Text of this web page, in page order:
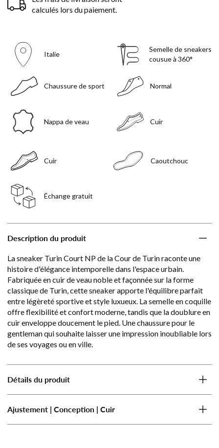
calculés lors du paiement.
Italie
Semelle de sneakers
cousue à 360°
Chaussure de sport Normal
Nappa de veau Cuir
Cuir Caoutchouc
Échange gratuit
Description du produit
La sneaker Turin Court NP de la Cour de Turin raconte une
histoire d'élégance intemporelle dans l'espace urbain.
Fabriquée en cuir de veau noble et façonnée sur la forme
classique de Turin, cette sneaker apporte l'équilibre parfait
entre légèreté sportive et style luxueux. La semelle en coquille
offre flexibilité et confort moderne, tandis que la doublure en
cuir enveloppe doucement le pied. Une chaussure pour le
gentleman qui souhaite laisser une impression inoubliable lors
de ses voyages ou en ville.
Détails du produit
Ajustement | Conception | Cuir